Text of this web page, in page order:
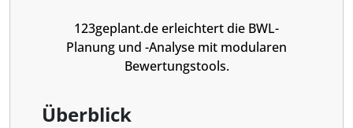
123geplant.de erleichtert die BWL-
Planung und -Analyse mit modularen
Bewertungstools.
Überblick